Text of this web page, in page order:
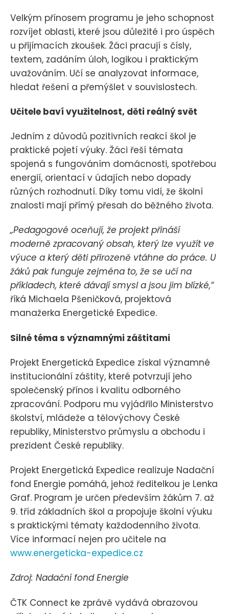
Velkým přínosem programu je jeho schopnost
rozvíjet oblasti, které jsou důležité i pro úspěch
u přijímacích zkoušek. Žáci pracují s čísly,
textem, zadáním úloh, logikou i praktickým
uvažováním. Učí se analyzovat informace,
hledat řešení a přemýšlet v souvislostech.
Učitele baví využitelnost, děti reálný svět
Jedním z důvodů pozitivních reakcí škol je
praktické pojetí výuky. Žáci řeší témata
spojená s fungováním domácnosti, spotřebou
energií, orientací v údajích nebo dopady
různých rozhodnutí. Díky tomu vidí, že školní
znalosti mají přímý přesah do běžného života.
„Pedagogové oceňují, že projekt přináší
moderně zpracovaný obsah, který lze využít ve
výuce a který děti přirozeně vtáhne do práce. U
žáků pak funguje zejména to, že se učí na
příkladech, které dávají smysl a jsou jim blízké,“
říká Michaela Pšeničková, projektová
manažerka Energetické Expedice.
Silné téma s významnými záštitami
Projekt Energetická Expedice získal významné
institucionální záštity, které potvrzují jeho
společenský přínos i kvalitu odborného
zpracování. Podporu mu vyjádřilo Ministerstvo
školství, mládeže a tělovýchovy České
republiky, Ministerstvo průmyslu a obchodu i
prezident České republiky.
Projekt Energetická Expedice realizuje Nadační
fond Energie pomáhá, jehož ředitelkou je Lenka
Graf. Program je určen především žákům 7. až
9. tříd základních škol a propojuje školní výuku
s praktickými tématy každodenního života.
Více informací nejen pro učitele na
www.energeticka-expedice.cz
Zdroj: Nadační fond Energie
ČTK Connect ke zprávě vydává obrazovou